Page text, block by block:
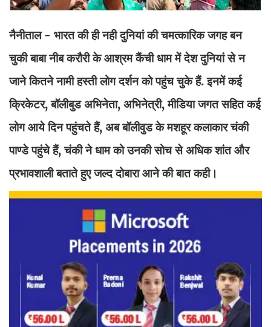
नैनीताल - भारत की ही नही दुनियां की चमत्कारिक जगह बन
चुकी बाबा नीब करौरी के आश्रम कैंची धाम में देश दुनियां से न
जाने कितने नामी हस्ती लोग दर्शन को पहुंच चुके हैं. इनमें कई
क्रिकेटर, बॉलीबुड अभिनेता, अभिनेत्री, मीडिया जगत सहित कई
लोग आये दिन पहुंचते हैं, अब बॉलीवुड के मशहूर कलाकार चंकी
पाण्डे पहुंचे हैं, चंकी ने धाम को उनकी सोच से अधिक शांत और
प्रभावशाली बताते हुए जल्द दोबारा आने की बात कही।